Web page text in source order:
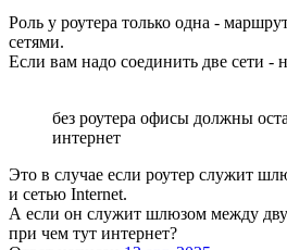
Роль у роутера только одна -
сетями.
Если вам надо соединить две сети -
без роутера офисы должны
интернет
Это в случае если роутер служит
и сетью Internet.
А если он служит шлюзом между
при чем тут интернет?